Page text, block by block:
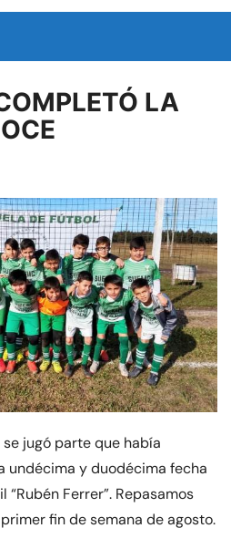
LA
jugó parte que había
undécima y duodécima fecha
Ferrer”. Repasamos
fin de semana de agosto.